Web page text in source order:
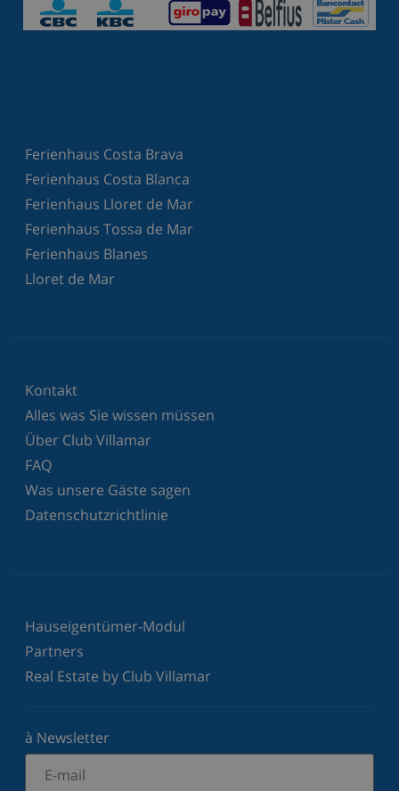
Ferienhaus Costa Brava
Ferienhaus Costa Blanca
Ferienhaus Lloret de Mar
Ferienhaus Tossa de Mar
Ferienhaus Blanes
Lloret de Mar
Kontakt
Alles was Sie wissen müssen
Über Club Villamar
FAQ
Was unsere Gäste sagen
Datenschutzrichtlinie
Hauseigentümer-Modul
Partners
Real Estate by Club Villamar
à Newsletter